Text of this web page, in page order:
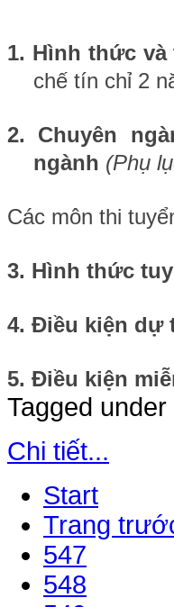
1. Hình thức
chế tín chỉ 2
2. Chuyên
ngành (Phụ
Các môn thi
3. Hình thức
4. Điều kiện dự
5. Điều kiện
Tagged under
Chi tiết...
Start
Trang
547
548